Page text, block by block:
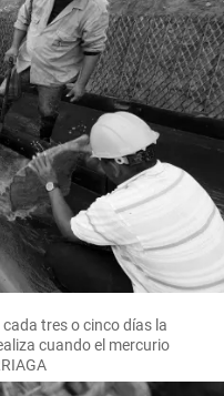
tres o cinco días la
cuando el mercurio